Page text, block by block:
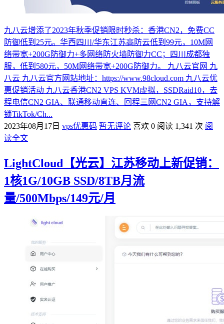
九八云增添了2023年秋季促销限时秒杀：香港CN2，免费CC
防御低到25元。华西四川/华东江苏高防云低到99元，10M网
络带宽+200G防御力+多网络防火墙防御力CC；四川成都独
服，低到580元，50M网络带宽+200G防御力。 九八云官网 九
八云 九八云官方网站地址：https://www.98cloud.com 九八云优
惠促销活动 九八云香港CN2 VPS KVM虚拟，SSDRaid10，去
程电信CN2 GIA、联通移动直连、回程三网CN2 GIA，支持解
锁TikTok/Ch...
2023年08月17日 vps优惠码 暂无评论 喜欢 0 阅读 1,341 次 阅
读全文
LightCloud【光云】江苏移动上新促销：
1核1G/10GB SSD/8TB月流
量/500Mbps/149元/月